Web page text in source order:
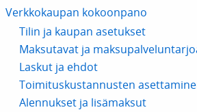
Verkkokaupan kokoonpano
Tilin ja kaupan asetukset
Maksutavat ja
Laskut ja ehdot
Toimituskustannusten
Alennukset ja lisämaksut